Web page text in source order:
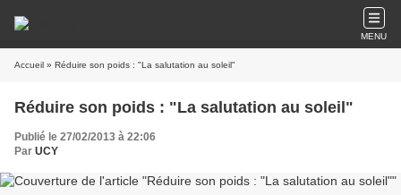
MENU
Accueil » Réduire son poids : "La salutation au soleil"
Réduire son poids : "La salutation au soleil"
Publié le 27/02/2013 à 22:06
Par UCY